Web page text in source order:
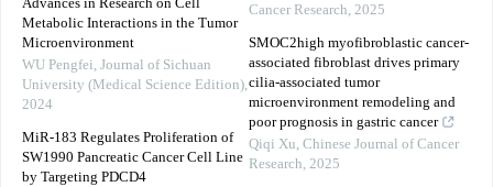
Advances in Research on Cell
Metabolic Interactions in the Tumor
Microenvironment
WU Pengfei, Journal of Sichuan
University (Medical Science Edition),
2024
MiR-183 Regulates Proliferation of
SW1990 Pancreatic Cancer Cell Line
by Targeting PDCD4
Cancer Research, 2025
SMOC2high myofibroblastic cancer-
associated fibroblast drives primary
cilia-associated tumor
microenvironment remodeling and
poor prognosis in gastric cancer
Qiqi Xu, Chinese Journal of Cancer
Research, 2025